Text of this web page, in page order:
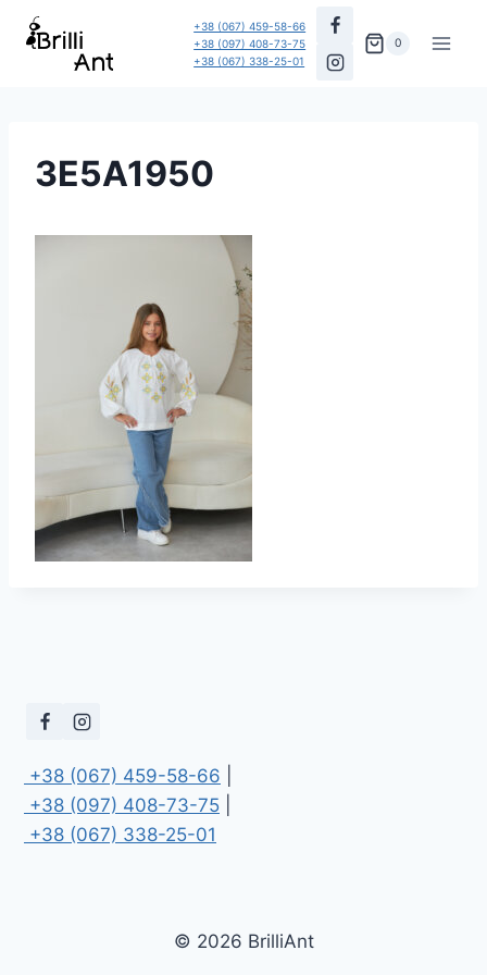
Перейти
+38 (067) 459-58-66
+38 (097) 408-73-75
+38 (067) 338-25-01
0
3E5A1950
+38 (067) 459-58-66
+38 (097) 408-73-75
+38 (067) 338-25-01
© 2026 BrilliAnt